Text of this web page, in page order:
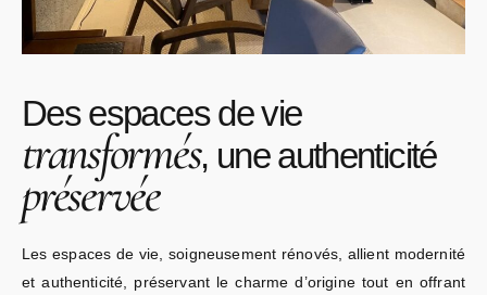
Des espaces de vie
transformés, une authenticité
préservée
Les espaces de vie, soigneusement rénovés, allient modernité
et authenticité, préservant le charme d’origine tout en offrant